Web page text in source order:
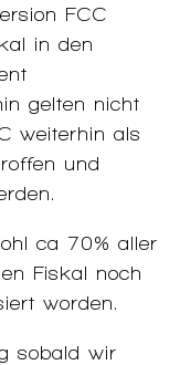
FCC
in den
gelten nicht
weiterhin als
und
ca 70% aller
Fiskal noch
worden.
sobald wir